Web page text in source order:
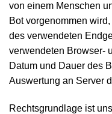
von einem Menschen
Bot vorgenommen
des verwendeten
verwendeten Browser-
Datum und Dauer des
Auswertung an Server
Rechtsgrundlage ist